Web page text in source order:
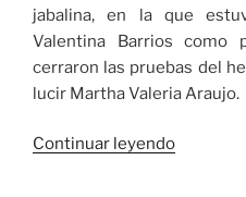
jabalina, en la que
Valentina Barrios como
cerraron las pruebas del
lucir Martha Valeria Araujo.
Continuar leyendo«Con